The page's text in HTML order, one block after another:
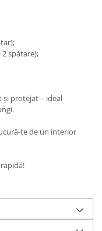
spătare);
și protejat – ideal
te de un interior